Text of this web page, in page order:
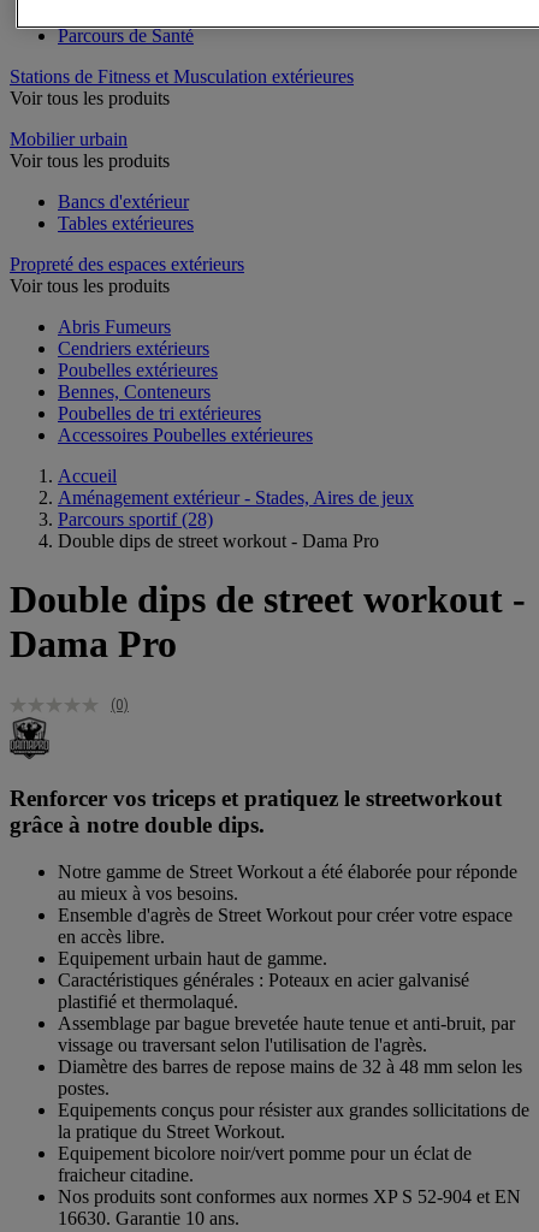
Parcours de Santé
Stations de Fitness et Musculation extérieures
Voir tous les produits
Mobilier urbain
Voir tous les produits
Bancs d'extérieur
Tables extérieures
Propreté des espaces extérieurs
Voir tous les produits
Abris Fumeurs
Cendriers extérieurs
Poubelles extérieures
Bennes, Conteneurs
Poubelles de tri extérieures
Accessoires Poubelles extérieures
Accueil
Aménagement extérieur - Stades, Aires de jeux
Parcours sportif (28)
Double dips de street workout - Dama Pro
Double dips de street workout -
Dama Pro
(0)
Renforcer vos triceps et pratiquez le streetworkout
grâce à notre double dips.
Notre gamme de Street Workout a été élaborée pour réponde
au mieux à vos besoins.
Ensemble d'agrès de Street Workout pour créer votre espace
en accès libre.
Equipement urbain haut de gamme.
Caractéristiques générales : Poteaux en acier galvanisé
plastifié et thermolaqué.
Assemblage par bague brevetée haute tenue et anti-bruit, par
vissage ou traversant selon l'utilisation de l'agrès.
Diamètre des barres de repose mains de 32 à 48 mm selon les
postes.
Equipements conçus pour résister aux grandes sollicitations de
la pratique du Street Workout.
Equipement bicolore noir/vert pomme pour un éclat de
fraicheur citadine.
Nos produits sont conformes aux normes XP S 52-904 et EN
16630. Garantie 10 ans.